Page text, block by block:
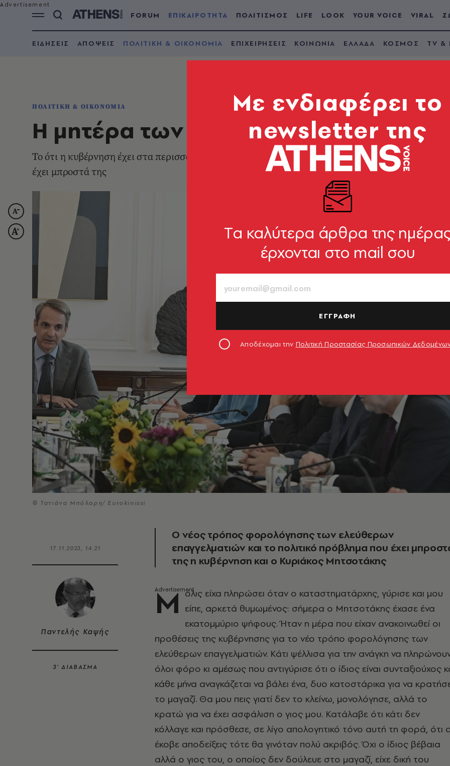
FORUM ΕΠΙΚΑΙΡΟΤΗΤΑ ΠΟΛΙΤΙΣΜΟΣ LIFE LOOK YOUR VOICE VIRAL
ΕΙΔΗΣΕΙΣ ΑΠΟΨΕΙΣ ΠΟΛΙΤΙΚΗ & ΟΙΚΟΝΟΜΙΑ ΕΠΙΧΕΙΡΗΣΕΙΣ ΚΟΙΝΩΝΙΑ ΕΛΛΑΔΑ ΚΟΣΜΟΣ TV &
ΠΟΛΙΤΙΚΗ & ΟΙΚΟΝΟΜΙΑ
Η μητέρα των μαχών για την
Το ότι η κυβέρνηση έχει στα περισσότερα δίκιο όμως, δεν αλλάζει ούτε στο ελάχιστο το
έχει μπροστά της
© Τατιάνα Μπόλαρη/ Eurokinissi
17.11.2023, 14:21
Παντελής Καψής
3’ ΔΙΑΒΑΣΜΑ
Ο νέος τρόπος φορολόγησης των ελεύθερων
επαγγελματιών και το πολιτικό πρόβλημα που έχει
της η κυβέρνηση και ο Κυριάκος Μητσοτάκης
Μ όλις είχα πληρώσει όταν ο καταστηματάρχης, γύρισε και μου
είπε, αρκετά θυμωμένος: σήμερα ο Μητσοτάκης έχασε ένα
εκατομμύριο ψήφους. Ήταν η μέρα που είχαν ανακοινωθεί οι
προθέσεις της κυβέρνησης για το νέο τρόπο φορολόγησης των
ελεύθερων επαγγελματιών. Κάτι ψέλλισα για την ανάγκη να
όλοι φόρο κι αμέσως που αντιγύρισε ότι ο ίδιος είναι συνταξιούχος
κάθε μήνα αναγκάζεται να βάλει ένα, δυο κατοστάρικα για να
το μαγαζί. Θα μου πεις γιατί δεν το κλείνω, μονολόγησε, αλλά το
κρατώ για να έχει ασφάλιση ο γιος μου. Κατάλαβε ότι κάτι δεν
κόλλαγε και πρόσθεσε, σε λίγο απολογητικό τόνο αυτή τη φορά, ότι
έκοβε αποδείξεις τότε θα γινόταν πολύ ακριβός. Όχι ο ίδιος βέβαια
αλλά ο γιος του, ο οποίος δεν δούλευε στο μαγαζί, είχε δική του
Mε ενδιαφέρει το
newsletter της
Tα καλύτερα άρθρα της
έρχονται στο mail σου
ΕΓΓΡΑΦΗ
Αποδέχομαι την Πολιτική Προστασίας Προσωπικών